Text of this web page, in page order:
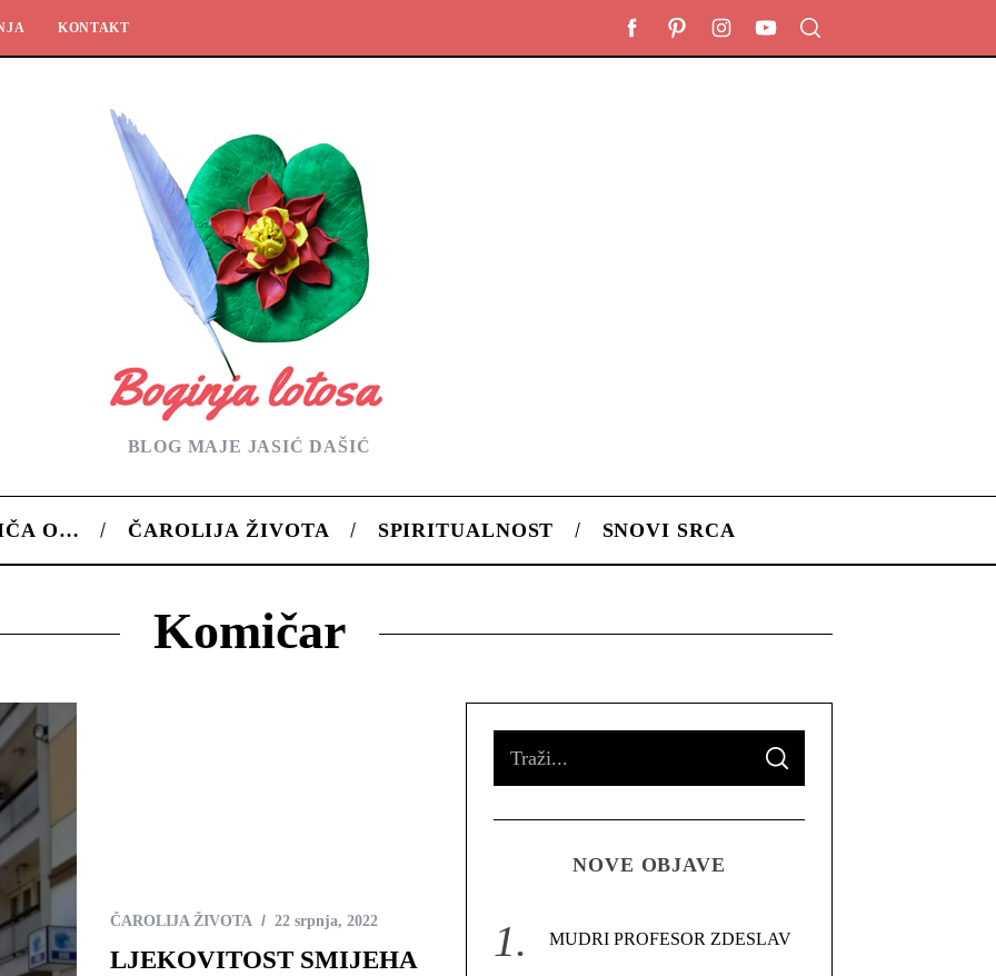
KONTAKT
BLOG MAJE JASIĆ DAŠIĆ
O… ČAROLIJA ŽIVOTA SPIRITUALNOST SNOVI SRCA
Komičar
ČAROLIJA ŽIVOTA 22 srpnja, 2022
LJEKOVITOST SMIJEHA
o
S
A
C
NOVE OBJAVE
MUDRI PROFESOR ZDESLAV